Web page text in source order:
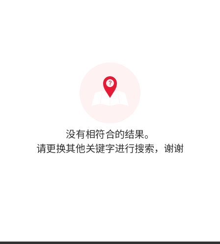
没有相符合的结果。
请更换其他关键字进行搜索，谢谢